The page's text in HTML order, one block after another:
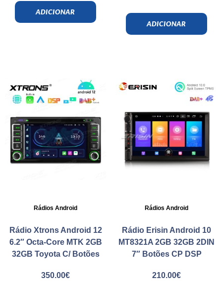
ADICIONAR
ADICIONAR
Rádios Android
Rádio Xtrons Android 12
6.2″ Octa-Core MTK 2GB
32GB Toyota C/ Botões
350.00€
Rádios Android
Rádio Erisin Android 10
MT8321A 2GB 32GB 2DIN
7″ Botões CP DSP
210.00€